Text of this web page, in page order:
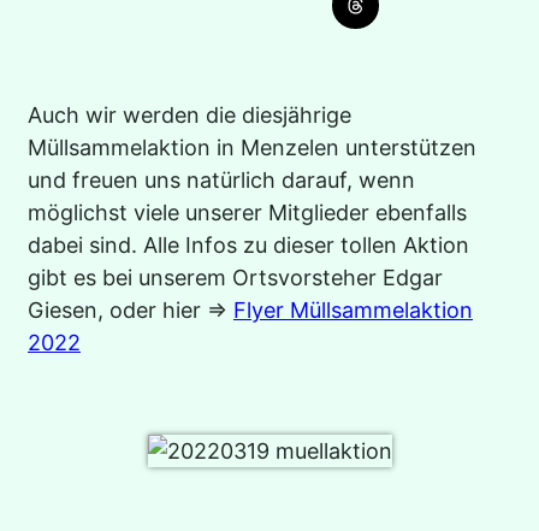
Auch wir werden die diesjährige
Müllsammelaktion in Menzelen unterstützen
und freuen uns natürlich darauf, wenn
möglichst viele unserer Mitglieder ebenfalls
dabei sind. Alle Infos zu dieser tollen Aktion
gibt es bei unserem Ortsvorsteher Edgar
Giesen, oder hier => Flyer Müllsammelaktion
2022